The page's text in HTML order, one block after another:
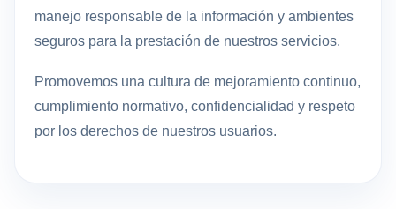
manejo responsable de la información y ambientes
seguros para la prestación de nuestros servicios.
Promovemos una cultura de mejoramiento continuo,
cumplimiento normativo, confidencialidad y respeto
por los derechos de nuestros usuarios.